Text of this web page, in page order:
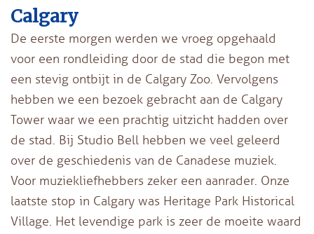
Calgary
De eerste morgen werden we vroeg opgehaald
voor een rondleiding door de stad die begon met
een stevig ontbijt in de Calgary Zoo. Vervolgens
hebben we een bezoek gebracht aan de Calgary
Tower waar we een prachtig uitzicht hadden over
de stad. Bij Studio Bell hebben we veel geleerd
over de geschiedenis van de Canadese muziek.
Voor muziekliefhebbers zeker een aanrader. Onze
laatste stop in Calgary was Heritage Park Historical
Village. Het levendige park is zeer de moeite waard